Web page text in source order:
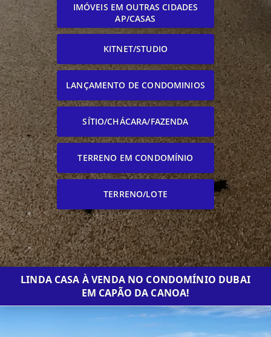
IMÓVEIS EM OUTRAS CIDADES
AP/CASAS
KITNET/STUDIO
LANÇAMENTO DE CONDOMINIOS
SÍTIO/CHÁCARA/FAZENDA
TERRENO EM CONDOMÍNIO
TERRENO/LOTE
LINDA CASA À VENDA NO CONDOMÍNIO DUBAI
EM CAPÃO DA CANOA!